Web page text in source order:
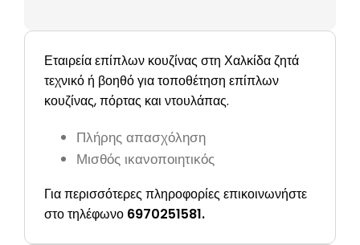
Εταιρεία επίπλων κουζίνας στη Χαλκίδα ζητά
τεχνικό ή βοηθό για τοποθέτηση επίπλων
κουζίνας, πόρτας και ντουλάπας.
Πλήρης απασχόληση
Μισθός ικανοποιητικός
Για περισσότερες πληροφορίες επικοινωνήστε
στο τηλέφωνο 6970251581.